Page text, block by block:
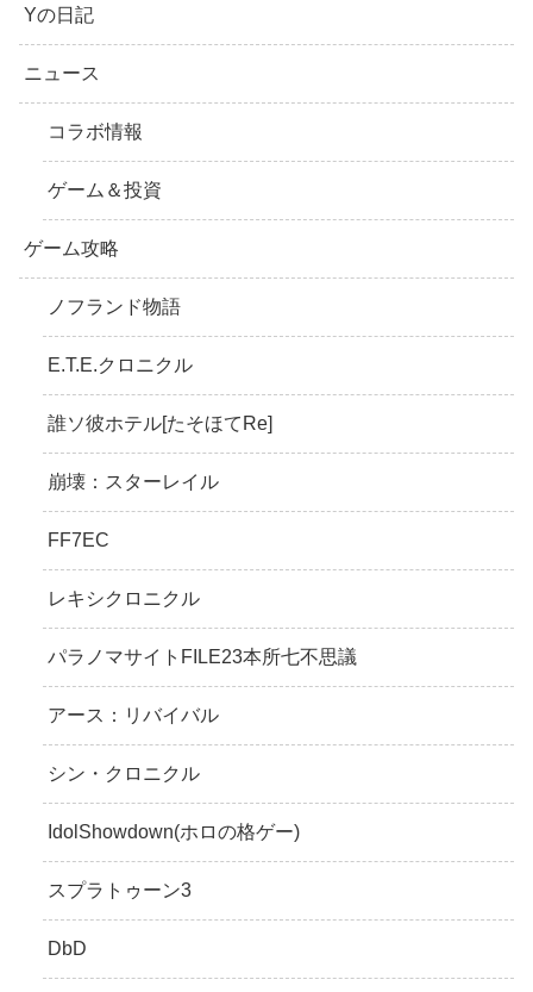
Yの日記
ニュース
コラボ情報
ゲーム＆投資
ゲーム攻略
ノフランド物語
E.T.E.クロニクル
誰ソ彼ホテル[たそほてRe]
崩壊：スターレイル
FF7EC
レキシクロニクル
パラノマサイトFILE23本所七不思議
アース：リバイバル
シン・クロニクル
IdolShowdown(ホロの格ゲー)
スプラトゥーン3
DbD